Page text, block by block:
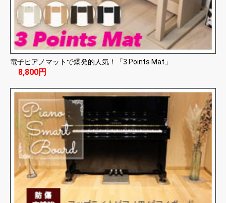
電子ピアノマットで爆発的人気！「3 Points Mat」
8,800円